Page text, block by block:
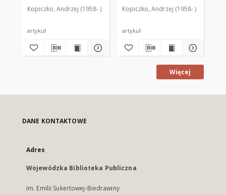
Kopiczko, Andrzej (1958- )
artykuł
warmińskiej i
stanowisku
Kopiczko, Andrzej (1958- )
artykuł
Więcej
DANE KONTAKTOWE
Adres
Wojewódzka Biblioteka Publiczna
im. Emilii Sukertowej-Biedrawiny